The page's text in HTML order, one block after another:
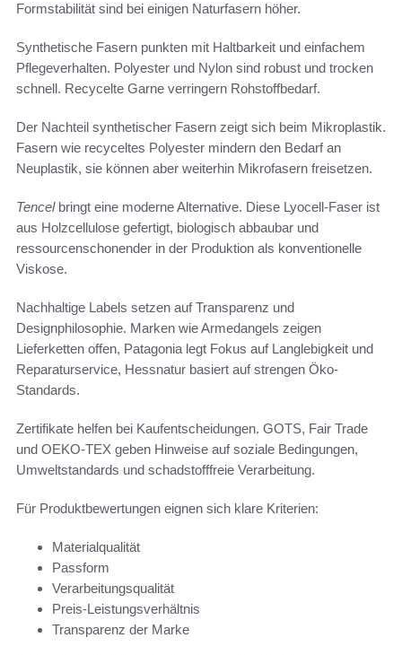
Formstabilität sind bei einigen Naturfasern höher.
Synthetische Fasern punkten mit Haltbarkeit und einfachem
Pflegeverhalten. Polyester und Nylon sind robust und trocken
schnell. Recycelte Garne verringern Rohstoffbedarf.
Der Nachteil synthetischer Fasern zeigt sich beim Mikroplastik.
Fasern wie recyceltes Polyester mindern den Bedarf an
Neuplastik, sie können aber weiterhin Mikrofasern freisetzen.
Tencelbringt eine moderne Alternative. Diese Lyocell-Faser ist
aus Holzcellulose gefertigt, biologisch abbaubar und
ressourcenschonender in der Produktion als konventionelle
Viskose.
Nachhaltige Labels setzen auf Transparenz und
Designphilosophie. Marken wie Armedangels zeigen
Lieferketten offen, Patagonia legt Fokus auf Langlebigkeit und
Reparaturservice, Hessnatur basiert auf strengen Öko-
Standards.
Zertifikate helfen bei Kaufentscheidungen. GOTS, Fair Trade
und OEKO-TEX geben Hinweise auf soziale Bedingungen,
Umweltstandards und schadstofffreie Verarbeitung.
Für Produktbewertungen eignen sich klare Kriterien:
Materialqualität
Passform
Verarbeitungsqualität
Preis-Leistungsverhältnis
Transparenz der Marke